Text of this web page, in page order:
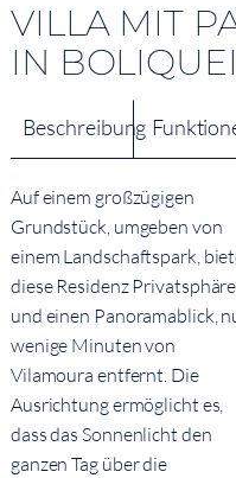
VILLA MIT
IN
Beschreibung
Auf einem großzügigen
Grundstück, umgeben von
einem Landschaftspark,
diese Residenz Privatsphäre
und einen Panoramablick,
wenige Minuten von
Vilamoura entfernt. Die
Ausrichtung ermöglicht es,
dass das Sonnenlicht den
ganzen Tag über die